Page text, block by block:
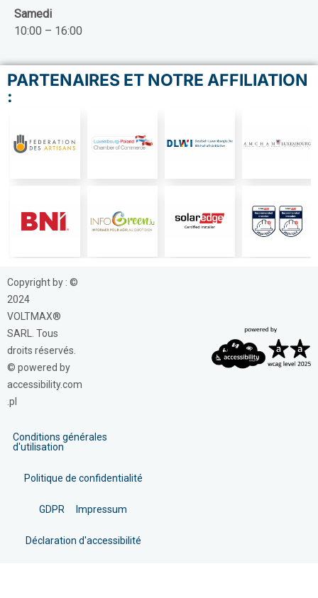
Samedi
10:00 – 16:00
PARTENAIRES ET NOTRE AFFILIATION
:
Copyright by : ©
2024
VOLTMAX®
SARL. Tous
droits réservés.
© powered by
accessibility.com
.pl
Conditions générales
d'utilisation
Politique de confidentialité
GDPR Impressum
Déclaration d'accessibilité